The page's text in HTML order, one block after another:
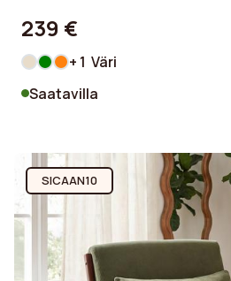
239 €
+ 1 Väri
Saatavilla
SICAAN10